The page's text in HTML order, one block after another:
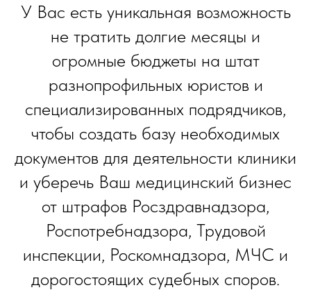
У Вас есть уникальная возможность
не тратить долгие месяцы и
огромные бюджеты на штат
разнопрофильных юристов и
специализированных подрядчиков,
чтобы создать базу необходимых
документов для деятельности клиники
и уберечь Ваш медицинский бизнес
от штрафов Росздравнадзора,
Роспотребнадзора, Трудовой
инспекции, Роскомнадзора, МЧС и
дорогостоящих судебных споров.